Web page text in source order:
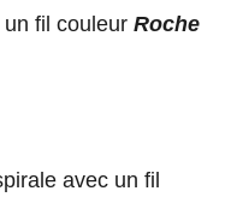
fil couleur Roche
avec un fil